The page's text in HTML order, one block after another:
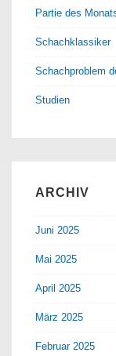
Partie des
Schachklassiker
Schachproblem
Studien
ARCHIV
Juni 2025
Mai 2025
April 2025
März 2025
Februar 2025